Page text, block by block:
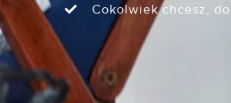
Cokolwiek chcesz,